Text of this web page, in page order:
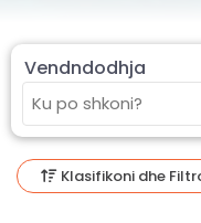
Vendndodhja
Klasifikoni dhe